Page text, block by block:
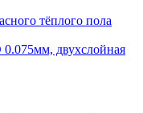
тёплого пола